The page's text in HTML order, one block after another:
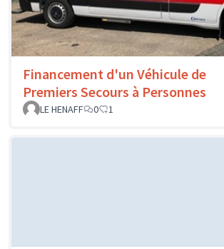
Financement d'un Véhicule de
Premiers Secours à Personnes
LE HENAFF
0 1